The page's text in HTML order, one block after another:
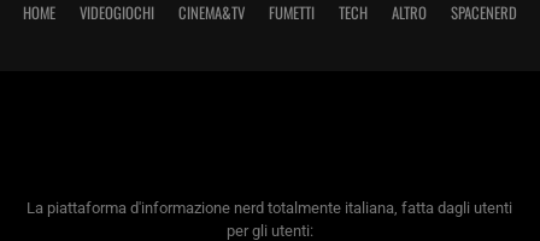
HOME VIDEOGIOCHI CINEMA&TV FUMETTI TECH ALTRO SPACENERD
La piattaforma d'informazione nerd totalmente italiana, fatta dagli utenti
per gli utenti: